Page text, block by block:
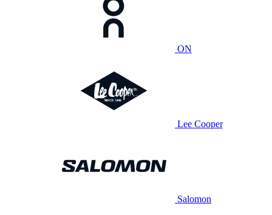
ON
Lee Cooper
Salomon